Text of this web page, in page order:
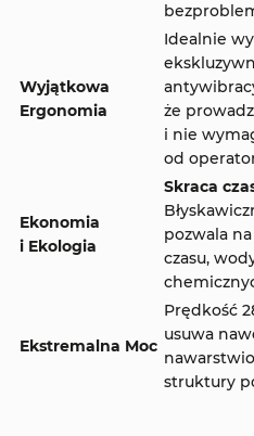
Wyjątkowa
Ergonomia
Idealnie
że
i nie
od
Ekonomia
i Ekologia
Skraca
pozwala
czasu,
Ekstremalna Moc
Prędkość
usuwa
struktury